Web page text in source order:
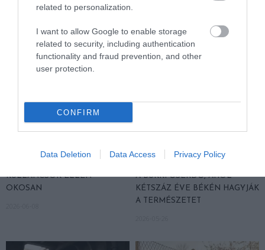
related to personalization.
I want to allow Google to enable storage
related to security, including authentication
functionality and fraud prevention, and other
user protection.
CONFIRM
Data Deletion Data Access Privacy Policy
2026-06-24
KULLANCSOK ELLEN
OKOSAN
A BÜKKI ŐSERDŐ, AHOL
KÉTSZÁZ ÉVE BÉKÉN HAGYJÁK
A TERMÉSZETET